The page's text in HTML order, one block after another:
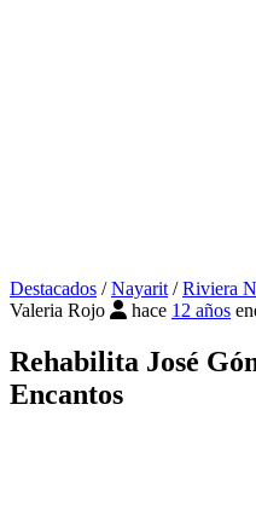
Destacados /Nayarit/Riviera
Valeria Rojo
hace 12 años
Rehabilita José
Encantos